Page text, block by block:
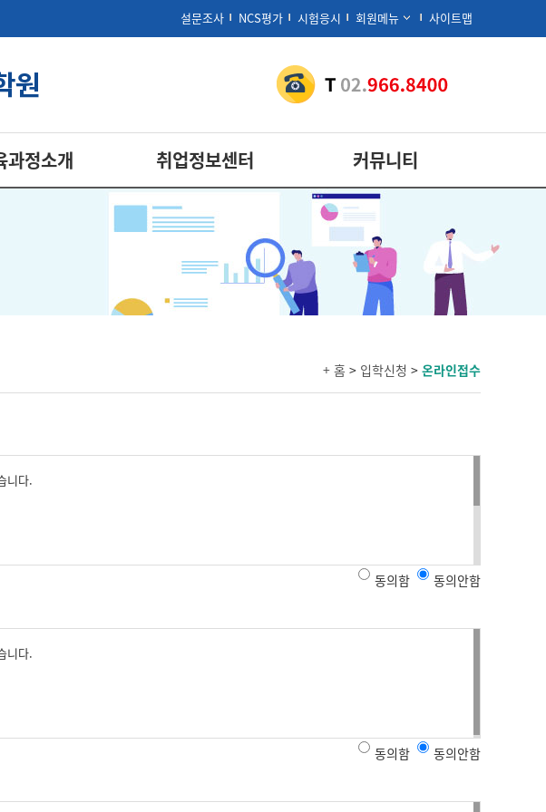
설문조사 NCS평가 시험응시 회원메뉴 사이트맵
과정소개 취업정보센터 커뮤니티
+ 홈 > 입학신청 > 온라인접수
니다.
, 사업장 주소, 상시근로자 수, 수강료 환급 계좌정보
동의함 동의안함
니다.
동의함 동의안함